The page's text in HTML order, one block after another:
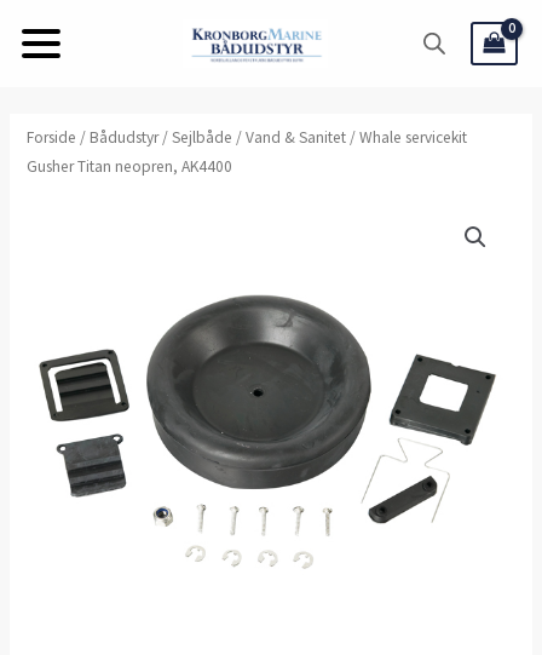
Forside / Bådudstyr/Sejlbåde /Vand & Sanitet / Whale servicekit
Gusher Titan neopren, AK4400